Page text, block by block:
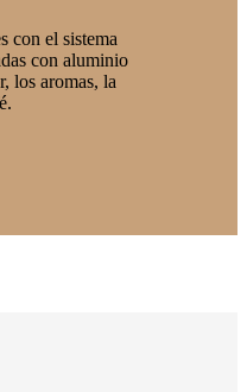
con el sistema
con aluminio
los aromas, la